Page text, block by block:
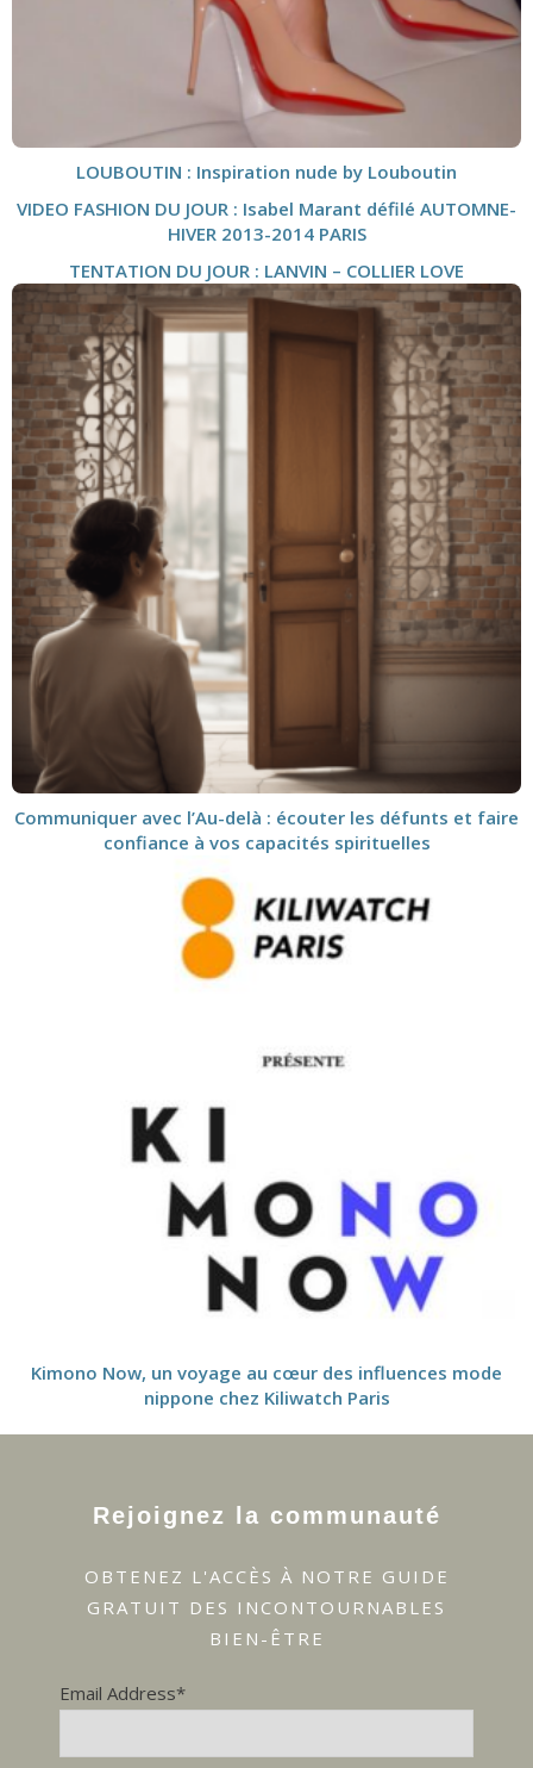
LOUBOUTIN : Inspiration nude by Louboutin
VIDEO FASHION DU JOUR : Isabel Marant défilé AUTOMNE-
HIVER 2013-2014 PARIS
TENTATION DU JOUR : LANVIN – COLLIER LOVE
Communiquer avec l’Au-delà : écouter les défunts et faire
confiance à vos capacités spirituelles
Kimono Now, un voyage au cœur des influences mode
nippone chez Kiliwatch Paris
Rejoignez la communauté
OBTENEZ L'ACCÈS À NOTRE GUIDE
GRATUIT DES INCONTOURNABLES
BIEN-ÊTRE
Email Address*